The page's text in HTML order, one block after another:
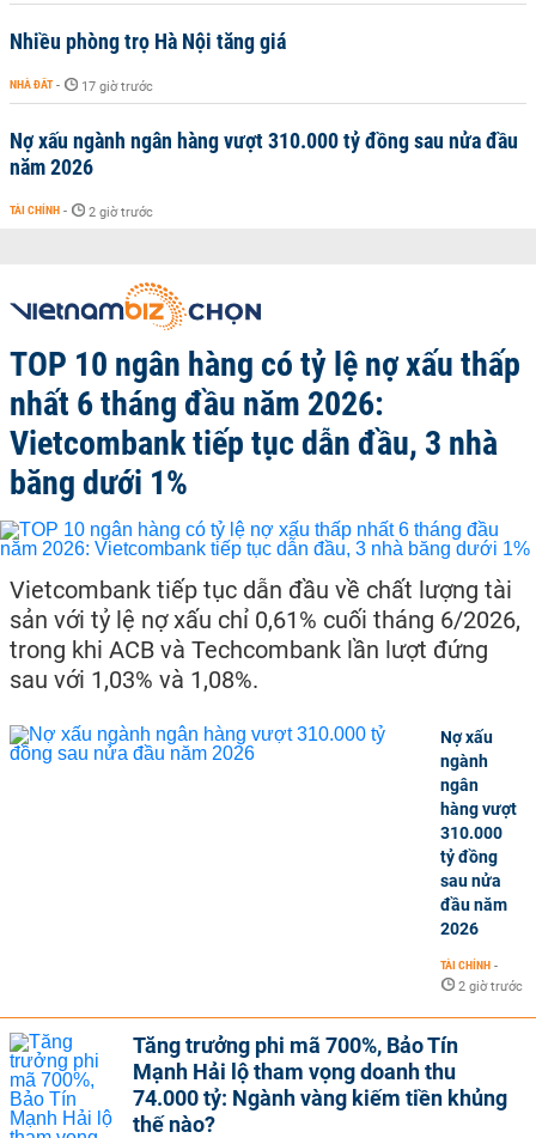
Nhiều phòng trọ Hà Nội tăng giá
NHÀ ĐẤT - 17 giờ trước
Nợ xấu ngành ngân hàng vượt 310.000 tỷ đồng sau nửa đầu
năm 2026
TÀI CHÍNH - 2 giờ trước
TOP 10 ngân hàng có tỷ lệ nợ xấu thấp
nhất 6 tháng đầu năm 2026:
Vietcombank tiếp tục dẫn đầu, 3 nhà
băng dưới 1%
Vietcombank tiếp tục dẫn đầu về chất lượng tài
sản với tỷ lệ nợ xấu chỉ 0,61% cuối tháng 6/2026,
trong khi ACB và Techcombank lần lượt đứng
sau với 1,03% và 1,08%.
Nợ xấu
ngành
ngân
hàng vượt
310.000
tỷ đồng
sau nửa
đầu năm
2026
TÀI CHÍNH -
2 giờ trước
Tăng trưởng phi mã 700%, Bảo Tín
Mạnh Hải lộ tham vọng doanh thu
74.000 tỷ: Ngành vàng kiếm tiền khủng
thế nào?